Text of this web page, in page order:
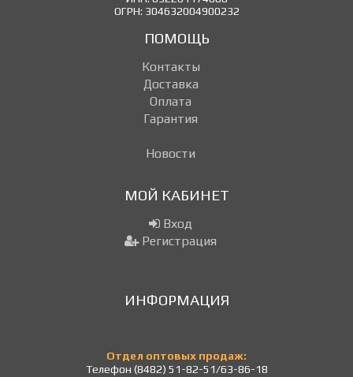
ОГРН: 304632004900232
ПОМОЩЬ
Контакты
Доставка
Оплата
Гарантия
Новости
МОЙ КАБИНЕТ
Вход
Регистрация
ИНФОРМАЦИЯ
Отдел оптовых продаж:
Телефон (8482) 51-82-51/63-86-18